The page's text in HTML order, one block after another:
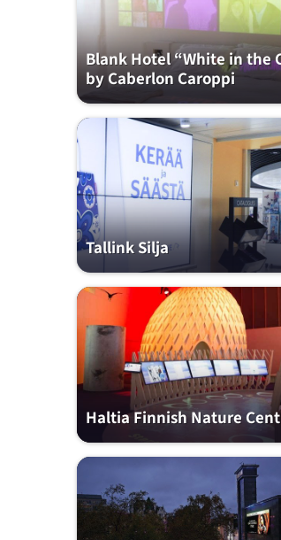
Blank Hotel “White in the
by Caberlon Caroppi
Tallink Silja
Haltia Finnish Nature